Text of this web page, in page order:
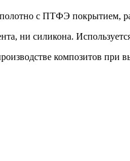
с ПТФЭ покрытием,
ни силикона.
композитов при